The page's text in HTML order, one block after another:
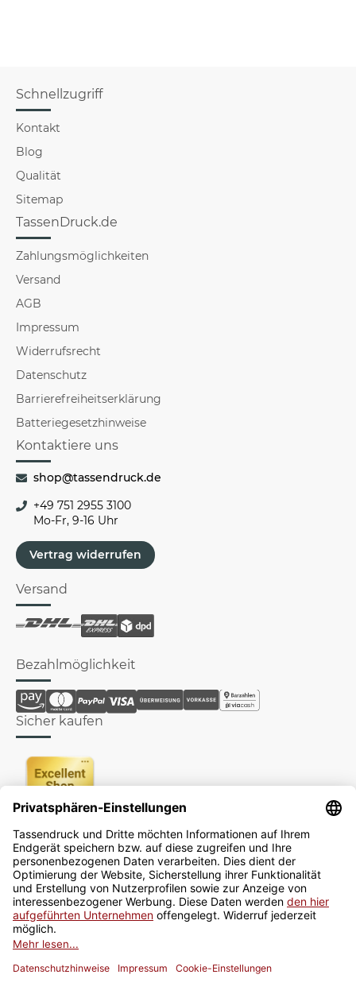
Schnellzugriff
Kontakt
Blog
Qualität
Sitemap
TassenDruck.de
Zahlungsmöglichkeiten
Versand
AGB
Impressum
Widerrufsrecht
Datenschutz
Barrierefreiheitserklärung
Batteriegesetzhinweise
Kontaktiere uns
shop@tassendruck.de
+49 751 2955 3100
Mo-Fr, 9-16 Uhr
Vertrag widerrufen
Versand
Bezahlmöglichkeit
Sicher kaufen
Newsletter